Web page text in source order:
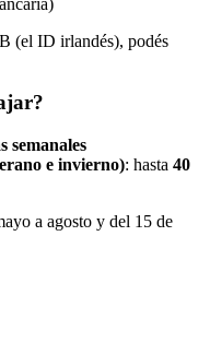
(el ID irlandés), podés
semanales
e invierno): hasta 40
a agosto y del 15 de